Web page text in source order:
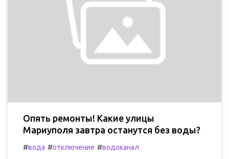
Опять ремонты! Какие улицы
Мариуполя завтра останутся без воды?
#вода #отключение #водоканал